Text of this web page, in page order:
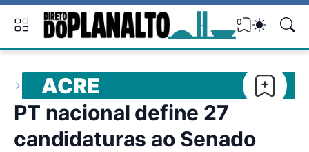
0
ACRE
PT nacional define 27
candidaturas ao Senado